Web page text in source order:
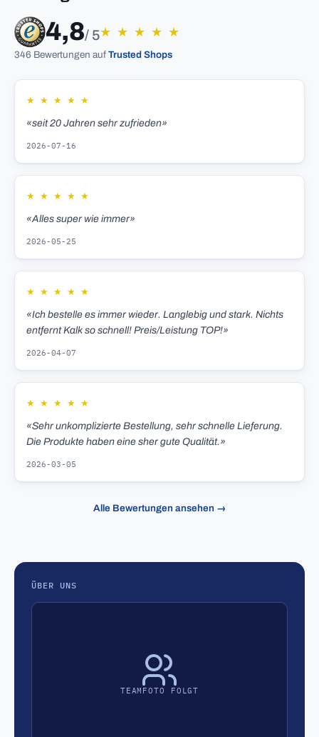
4,8/ 5★ ★ ★ ★ ★
346 Bewertungen auf Trusted Shops
★ ★ ★ ★ ★
«seit 20 Jahren sehr zufrieden»
2026-07-16
★ ★ ★ ★ ★
«Alles super wie immer»
2026-05-25
★ ★ ★ ★ ★
«Ich bestelle es immer wieder. Langlebig und stark. Nichts
entfernt Kalk so schnell! Preis/Leistung TOP!»
2026-04-07
★ ★ ★ ★ ★
«Sehr unkomplizierte Bestellung, sehr schnelle Lieferung.
Die Produkte haben eine sher gute Qualität.»
2026-03-05
Alle Bewertungen ansehen →
ÜBER UNS
TEAMFOTO FOLGT